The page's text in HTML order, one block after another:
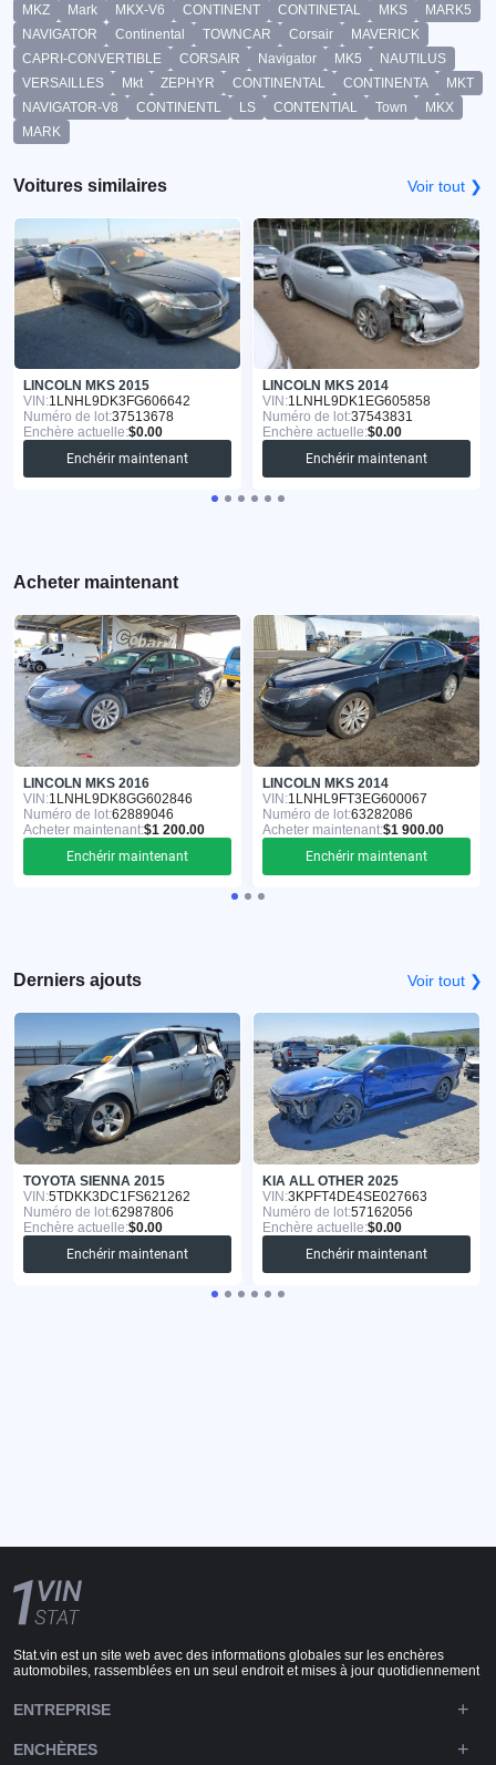
MKZ Mark MKX-V6 CONTINENT CONTINETAL MKS
MARK5
NAVIGATOR
Continental TOWNCAR Corsair
MAVERICK
CAPRI-CONVERTIBLE
CORSAIR Navigator MK5
NAUTILUS
VERSAILLES
Mkt ZEPHYR CONTINENTAL CONTINENTA
MKT
NAVIGATOR-V8
CONTINENTL LS CONTENTIAL Town
MKX
MARK
Voitures similaires Voir tout ❯
LINCOLN MKS 2015
VIN:1LNHL9DK3FG606642
Numéro de lot:37513678
Enchère actuelle:$0.00
Enchérir maintenant
LINCOLN MKS 2014
VIN:1LNHL9DK1EG605858
Numéro de lot:37543831
Enchère actuelle:$0.00
Enchérir maintenant
Acheter maintenant
LINCOLN MKS 2016
VIN:1LNHL9DK8GG602846
Numéro de lot:62889046
Acheter maintenant:$1 200.00
Enchérir maintenant
LINCOLN MKS 2014
VIN:1LNHL9FT3EG600067
Numéro de lot:63282086
Acheter maintenant:$1 900.00
Enchérir maintenant
Derniers ajouts Voir tout ❯
TOYOTA SIENNA 2015
VIN:5TDKK3DC1FS621262
Numéro de lot:62987806
Enchère actuelle:$0.00
Enchérir maintenant
KIA ALL OTHER 2025
VIN:3KPFT4DE4SE027663
Numéro de lot:57162056
Enchère actuelle:$0.00
Enchérir maintenant
Stat.vin est un site web avec des informations globales sur les enchères
automobiles, rassemblées en un seul endroit et mises à jour quotidiennement
ENTREPRISE
ENCHÈRES